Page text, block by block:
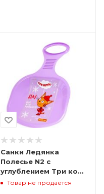
Санки Ледянка
Полесье N2 с
углублением Три кота
51х33 - фиолетовая
Товар не продается